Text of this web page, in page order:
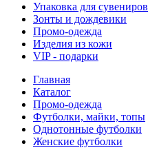
Упаковка для сувениров
Зонты и дождевики
Промо-одежда
Изделия из кожи
VIP - подарки
Главная
Каталог
Промо-одежда
Футболки, майки, топы
Однотонные футболки
Женские футболки